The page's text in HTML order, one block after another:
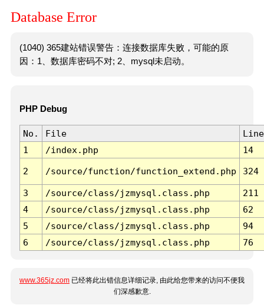
Database Error
(1040) 365建站错误警告：连接数据库失败，可能的原
因：1、数据库密码不对; 2、mysql未启动。
PHP Debug
No. File
Line
1
/index.php 14
2 /source/function/function_extend.php 324
3 /source/class/jzmysql.class.php
211
4
/source/class/jzmysql.class.php
62
5
/source/class/jzmysql.class.php
94
6
/source/class/jzmysql.class.php 76
www.365jz.com 已经将此出错信息详细记录, 由此给您带来的访问不便我
们深感歉意.